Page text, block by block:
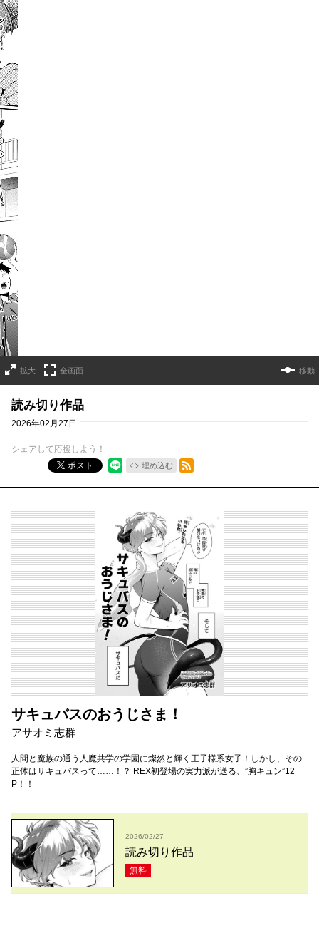
拡大 全画面 移動
読み切り作品
2026年02月27日
シェアして応援しよう！
ポスト
埋め込む
RSSフィード
サキュバスのおうじさま！
アサオミ志群
人間と魔族の通う人魔共学の学園に燦然と輝く王子様系女子！しかし、その
正体はサキュバスって……！？ REX初登場の実力派が送る、”胸キュン”12
P！！
2026/02/27
読み切り作品
無料